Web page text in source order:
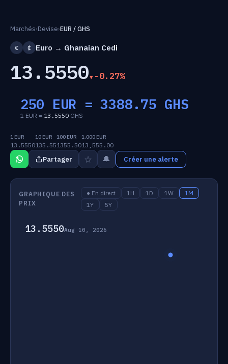
Marchés›Devise›EUR / GHS
€ ₵ Euro → Ghanaian Cedi
13.5550 -0.27%
250 EUR =3388.75 GHS
1 EUR = 13.5550 GHS
1 EUR
13.5550
10 EUR
135.55
100 EUR
1355.50
1,000 EUR
13,555.00
Partager ☆ 🔔 Créer une alerte
GRAPHIQUE DES
PRIX
● En direct 1H 1D 1W
1M
1Y
5Y
13.5550Aug 10, 2026